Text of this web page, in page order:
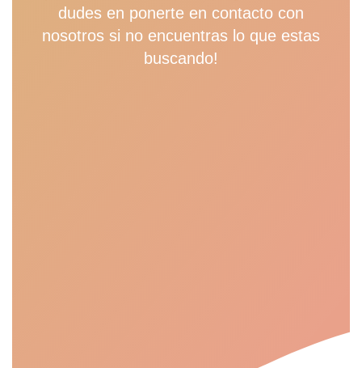
dudes en ponerte en contacto con
nosotros si no encuentras lo que estas
buscando!